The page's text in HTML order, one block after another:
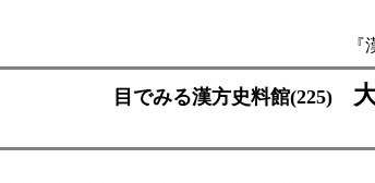
目でみる漢方史料館(225)